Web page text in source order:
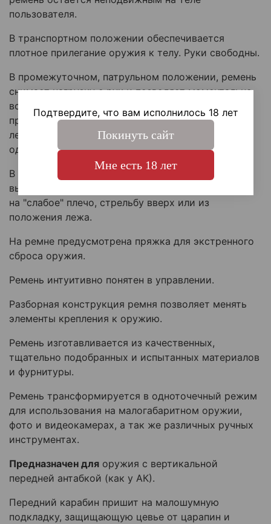
пользователя.
В транспортном положении обеспечивается
плотное прилегание оружия к телу. Руки свободны.
В промежуточном, патрульном положении, ремень
снимает нагрузку с рук и позволяет моментально
вскинуть оружие к сильному плечу для
прицельного выстрела. При использовании на
левом плече позволяет контролировать оружие
одной рукой.
В боевом положении ремень полностью
высвобождает оружие, что позволяет перекладку
на "слабое" плечо, стрельбу вверх или из
положения лежа.
На ремне предусмотрена пряжка для экстренного
сброса оружия.
Ремень интуитивно понятен в управлении.
Разборная конструкция ремня позволяет менять
элементы крепления к оружию.
Ремень изготавливается из качественных,
тщательно подобранных и испытанных материалов
и фурнитуры.
Ремень трансформируется в одноточечный режим
для использования на малогабаритном оружии,
фото и видеокамерах, а так же различных ручных
инструментах.
Предназначен для оружия с вертикальной
передней антабкой (как у АК).
Передний карабин пришит на малошумную
подкладку, защищающую цевье от царапин и
Подтвердите, что вам исполнилось 18 лет
Покинуть сайт
Мне есть 18 лет